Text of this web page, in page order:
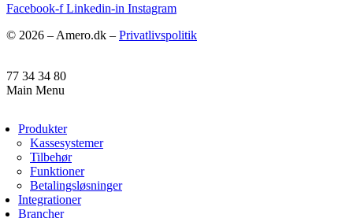
Facebook-f Linkedin-in Instagram
© 2026 – Amero.dk – Privatlivspolitik
77 34 34 80
Main Menu
Produkter
Kassesystemer
Tilbehør
Funktioner
Betalingsløsninger
Integrationer
Brancher